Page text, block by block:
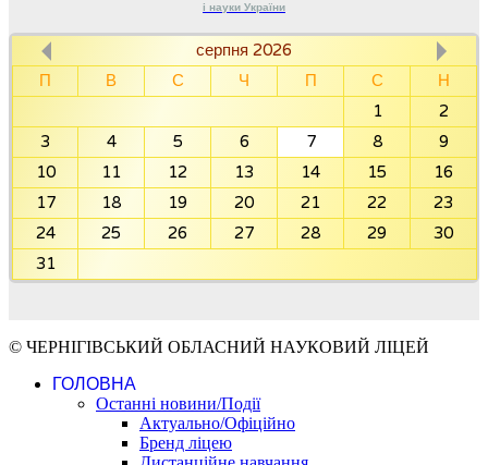
і науки України
серпня 2026
П
В С Ч П С
Н
1
2
3
4 5 6 7 8
9
10
11 12 13 14 15
16
17
18 19 20 21 22
23
24
25 26 27 28 29
30
31
© ЧЕРНІГІВСЬКИЙ ОБЛАСНИЙ НАУКОВИЙ ЛІЦЕЙ
ГОЛОВНА
Останні новини/Події
Актуально/Офіційно
Бренд ліцею